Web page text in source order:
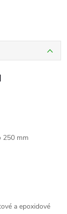
250 mm
a epoxidové